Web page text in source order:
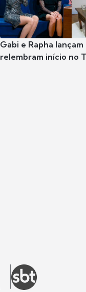
Gabi e Rapha
relembram início no